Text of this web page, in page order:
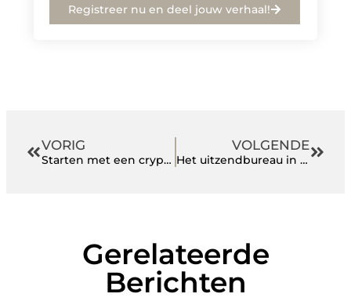
Registreer nu en deel jouw verhaal!
VORIG
Starten met een cryptobot
VOLGENDE
Het uitzendbureau in Uden helpt u verder
Gerelateerde
Berichten